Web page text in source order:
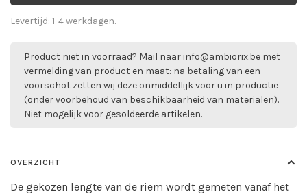
Levertijd: 1-4 werkdagen.
Product niet in voorraad? Mail naarinfo@ambiorix.be met
vermelding van product en maat: na betaling van een
voorschot zetten wij deze onmiddellijk voor u in productie
(onder voorbehoud van beschikbaarheid van materialen).
Niet mogelijk voor gesoldeerde artikelen.
OVERZICHT
De gekozen lengte van de riem wordt gemeten vanaf het